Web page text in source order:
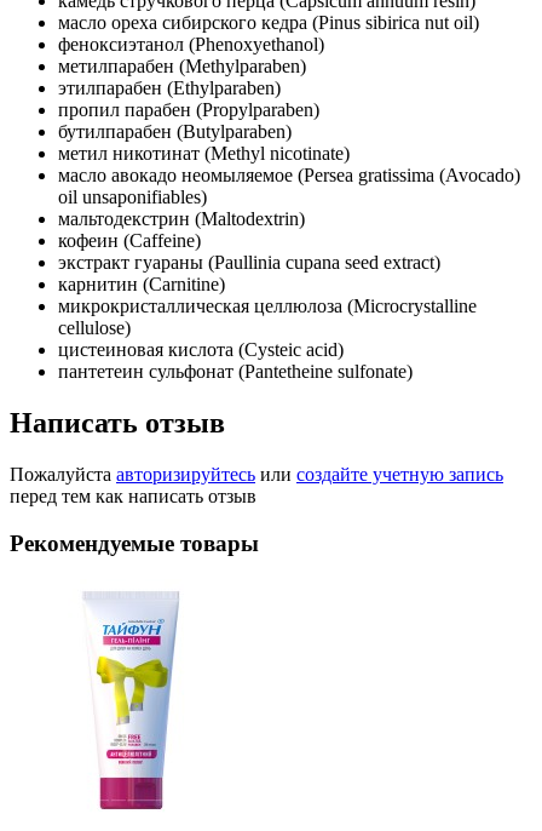
масло ореха сибирского кедра (Pinus sibirica nut oil)
феноксиэтанол (Phenoxyethanol)
метилпарабен (Methylparaben)
этилпарабен (Ethylparaben)
пропил парабен (Propylparaben)
бутилпарабен (Butylparaben)
метил никотинат (Methyl nicotinate)
масло авокадо неомыляемое (Persea gratissima (Avocado)
oil unsaponifiables)
мальтодекстрин (Maltodextrin)
кофеин (Caffeine)
экстракт гуараны (Paullinia cupana seed extract)
карнитин (Carnitine)
микрокристаллическая целлюлоза (Microcrystalline
cellulose)
цистеиновая кислота (Cysteic acid)
пантетеин сульфонат (Pantetheine sulfonate)
Написать отзыв
Пожалуйста авторизируйтесь или создайте учетную запись
перед тем как написать отзыв
Рекомендуемые товары